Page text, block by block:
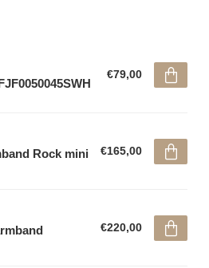
€79,00
Rock mini
€165,00
€220,00